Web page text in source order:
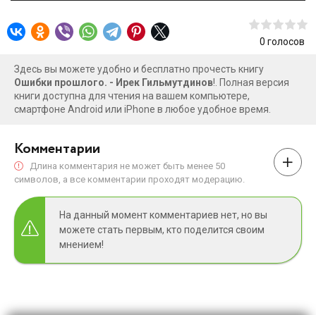
0 голосов
Здесь вы можете удобно и бесплатно прочесть книгу
Ошибки прошлого. - Ирек Гильмутдинов!. Полная версия
книги доступна для чтения на вашем компьютере,
смартфоне Android или iPhone в любое удобное время.
Комментарии
Длина комментария не может быть менее 50
символов, а все комментарии проходят модерацию.
На данный момент комментариев нет, но вы
можете стать первым, кто поделится своим
мнением!